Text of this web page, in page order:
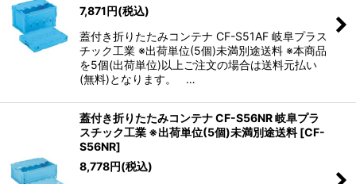
7,871円(税込)
蓋付き折りたたみコンテナ CF-S51AF 岐阜プラス
チック工業 ※出荷単位(5個)未満別途送料 ※本商品
を5個(出荷単位)以上ご注文の場合は送料元払い
(無料)となります。 …
蓋付き折りたたみコンテナ CF-S56NR 岐阜プラ
スチック工業 ※出荷単位(5個)未満別途送料 [CF-
S56NR]
8,778円(税込)